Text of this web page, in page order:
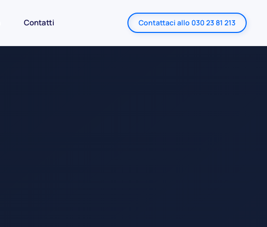
Contatti Contattaci allo 030 23 81 213